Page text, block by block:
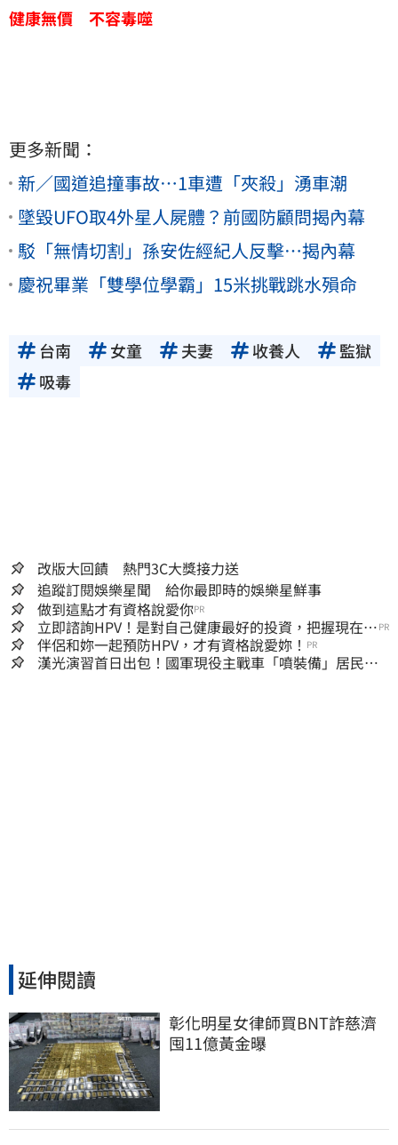
健康無價 不容毒噬
更多新聞：
新／國道追撞事故…1車遭「夾殺」湧車潮
墜毀UFO取4外星人屍體？前國防顧問揭內幕
駁「無情切割」孫安佐經紀人反擊…揭內幕
慶祝畢業「雙學位學霸」15米挑戰跳水殞命
台南 女童 夫妻 收養人
監獄
吸毒
改版大回饋 熱門3C大獎接力送
追蹤訂閱娛樂星聞 給你最即時的娛樂星鮮事
做到這點才有資格說愛你PR
立即諮詢HPV！是對自己健康最好的投資，把握現在不
嫌晚！
PR
伴侶和妳一起預防HPV，才有資格說愛妳！ PR
漢光演習首日出包！國軍現役主戰車「噴裝備」居民撿
延伸閱讀
彰化明星女律師買BNT詐慈濟
囤11億黃金曝